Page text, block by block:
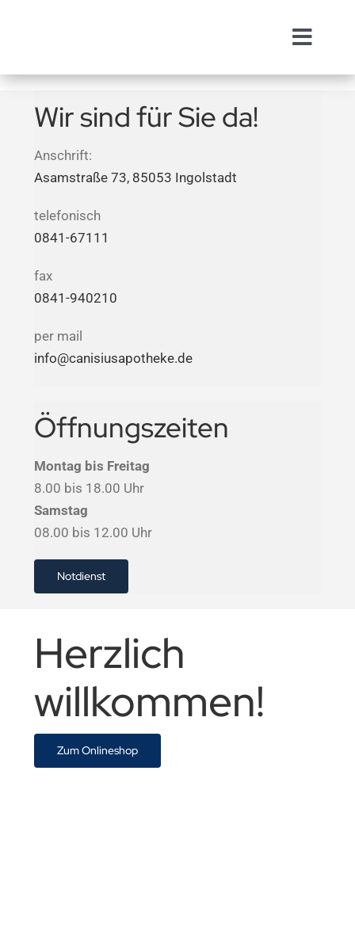
Wir sind für Sie da!
Anschrift:
Asamstraße 73, 85053 Ingolstadt
telefonisch
0841-67111
fax
0841-940210
per mail
info@canisiusapotheke.de
Öffnungszeiten
Montag bis Freitag
8.00 bis 18.00 Uhr
Samstag
08.00 bis 12.00 Uhr
Notdienst
Herzlich
willkommen!
Zum Onlineshop